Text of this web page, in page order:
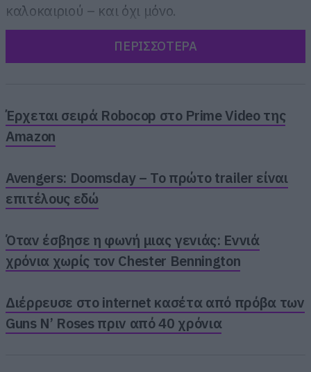
καλοκαιριού – και όχι μόνο.
Περισσότερα ονόματα θα ανακοινωθούν
ΠΕΡΙΣΣΟΤΕΡΑ
Έρχεται σειρά Robocop στο Prime Video της
Amazon
Avengers: Doomsday – Το πρώτο trailer είναι
επιτέλους εδώ
Όταν έσβησε η φωνή μιας γενιάς: Εννιά
χρόνια χωρίς τον Chester Bennington
Διέρρευσε στο internet κασέτα από πρόβα των
Guns N’ Roses πριν από 40 χρόνια